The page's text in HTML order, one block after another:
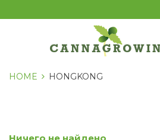
к
HOME HONGKONG